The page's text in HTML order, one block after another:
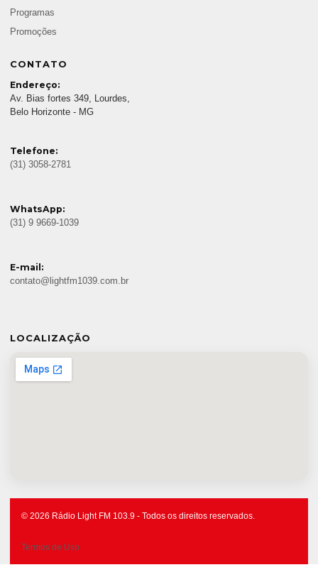
Programas
Promoções
CONTATO
Endereço:
Av. Bias fortes 349, Lourdes,
Belo Horizonte - MG
Telefone:
(31) 3058-2781
WhatsApp:
(31) 9 9669-1039
E-mail:
contato@lightfm1039.com.br
LOCALIZAÇÃO
© 2026 Rádio Light FM 103.9 - Todos os direitos reservados.
Termos de Uso